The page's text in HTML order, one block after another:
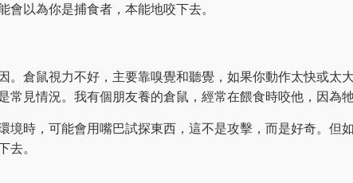
會以為你是捕食者，本能地咬下去。
。倉鼠視力不好，主要靠嗅覺和聽覺，如果你動作太快或太
常見情況。我有個朋友養的倉鼠，經常在餵食時咬他，因為牠
境時，可能會用嘴巴試探東西，這不是攻擊，而是好奇。但
去。